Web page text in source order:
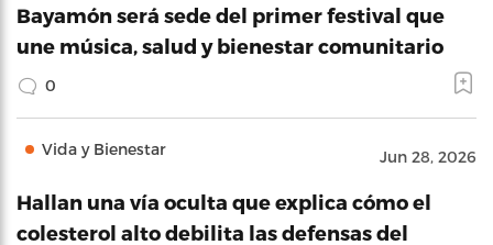
Bayamón será sede del primer festival que
une música, salud y bienestar comunitario
0
Vida y Bienestar Jun 28, 2026
Hallan una vía oculta que explica cómo el
colesterol alto debilita las defensas del